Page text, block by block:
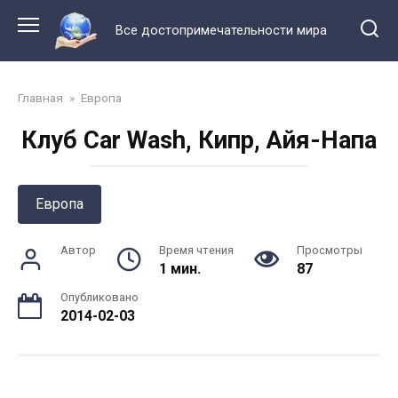
контенту
Все достопримечательности мира
Главная » Европа
Клуб Car Wash, Кипр, Айя-Напа
Европа
Автор Время чтения
1 мин.
Просмотры
87
Опубликовано
2014-02-03